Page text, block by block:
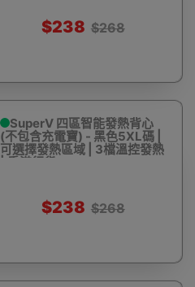
$238 $268
SuperV 四區智能發熱背心
(不包含充電寶) - 黑色5XL碼 |
可選擇發熱區域 | 3檔溫控發熱
| 香港行貨
$238 $268